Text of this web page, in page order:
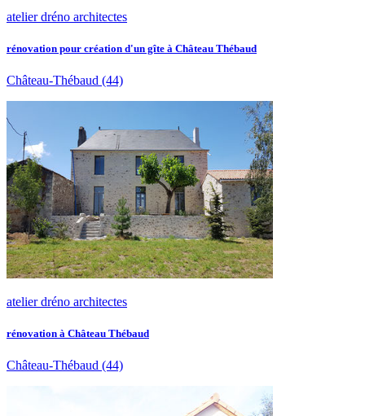
atelier dréno architectes
rénovation pour création d'un gîte à Château Thébaud
Château-Thébaud (44)
atelier dréno architectes
rénovation à Château Thébaud
Château-Thébaud (44)